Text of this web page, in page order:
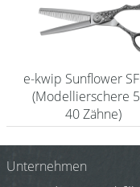
Schleifservice
Aktuelle
Produktwissen
Flyer
Kontakt
e-kwip Sunflower
(Modellierschere
40 Zähne)
Unternehmen